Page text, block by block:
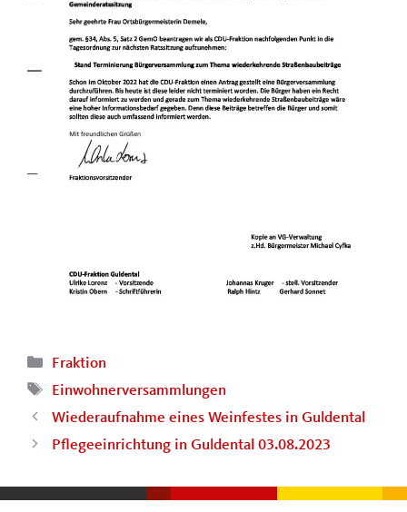
Kategorien
Fraktion
Schlagwörter
Einwohnerversammlungen
Wiederaufnahme eines Weinfestes in Guldental
Pflegeeinrichtung in Guldental 03.08.2023